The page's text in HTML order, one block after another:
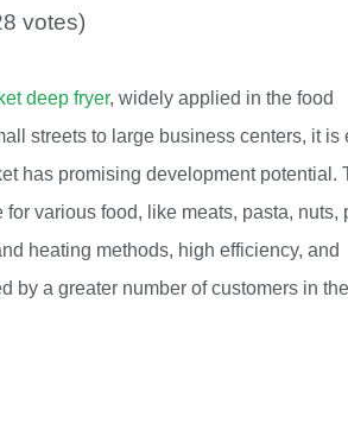
votes)
deep fryer, widely applied in the food
streets to large business centers, it is
has promising development potential.
various food, like meats, pasta, nuts,
heating methods, high efficiency, and
by a greater number of customers in the